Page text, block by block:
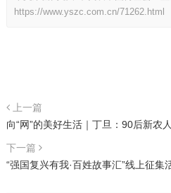
https://www.yszc.com.cn/71262.html
上一篇
向“网”的美好生活｜丁旦：90后新农
下一篇
“强国复兴有我·百姓故事汇”线上征集